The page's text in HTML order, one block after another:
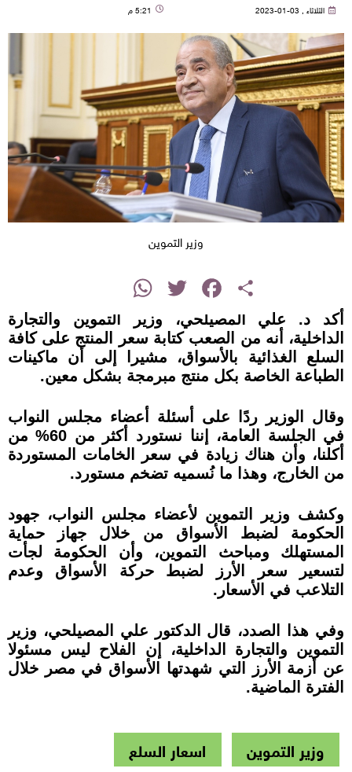
الثلاثاء , 03-01-2023 5:21 م
وزير التموين
Share
Facebook
Twitter
WhatsApp
أكد د. علي المصيلحي، وزير التموين والتجارة
الداخلية، أنه من الصعب كتابة سعر المنتج على كافة
السلع الغذائية بالأسواق، مشيرا إلى أن ماكينات
الطباعة الخاصة بكل منتج مبرمجة بشكل معين.
وقال الوزير ردًا على أسئلة أعضاء مجلس النواب
في الجلسة العامة، إننا نستورد أكثر من 60% من
أكلنا، وأن هناك زيادة في سعر الخامات المستوردة
من الخارج، وهذا ما نُسميه تضخم مستورد.
وكشف وزير التموين لأعضاء مجلس النواب، جهود
الحكومة لضبط الأسواق من خلال جهاز حماية
المستهلك ومباحث التموين، وأن الحكومة لجأت
لتسعير سعر الأرز لضبط حركة الأسواق وعدم
التلاعب في الأسعار .
وفي هذا الصدد، قال الدكتور علي المصيلحي، وزير
التموين والتجارة الداخلية، إن الفلاح ليس مسئولا
عن أزمة الأرز التي شهدتها الأسواق في مصر خلال
الفترة الماضية.
وزير التموين
اسعار السلع